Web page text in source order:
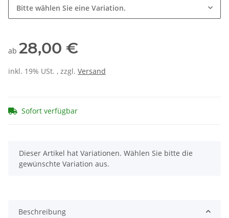
Bitte wählen Sie eine Variation.
ab 28,00 €
inkl. 19% USt. , zzgl. Versand
Sofort verfügbar
x
Dieser Artikel hat Variationen. Wählen Sie bitte die
gewünschte Variation aus.
Beschreibung